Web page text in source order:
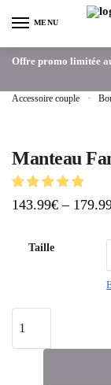
MENU
Offre promo limitée
Accessoire couple »
Manteau
143.99€ –
Taille